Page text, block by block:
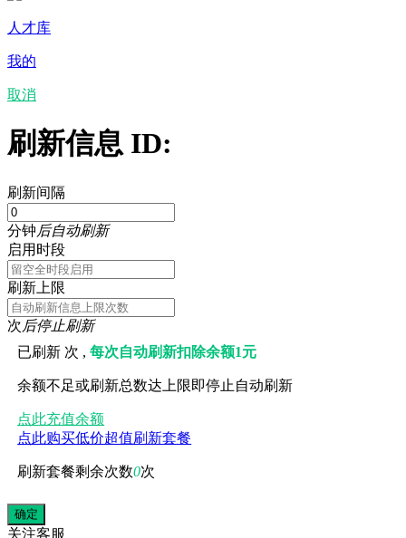
人才库
我的
取消
刷新信息 ID:
刷新间隔
分钟后自动刷新
启用时段
刷新上限
次后停止刷新
已刷新 次 ,每次自动刷新扣除余额1元
余额不足或刷新总数达上限即停止自动刷新
点此充值余额
点此购买低价超值刷新套餐
刷新套餐剩余次数0次
关注客服